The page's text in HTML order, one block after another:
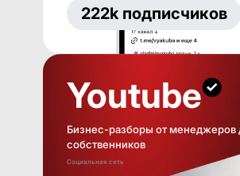
222k подписчиков
Youtube
Бизнес-разборы от менеджеров
собственников
Социальная сеть